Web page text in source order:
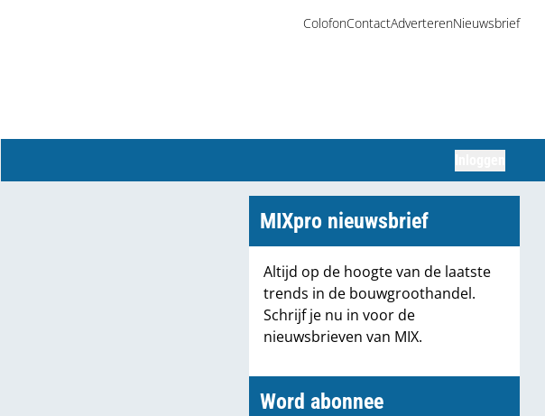
ColofonContactAdverterenNieuwsbrief
MIXpro nieuwsbrief
Altijd op de hoogte van de laatste
trends in de bouwgroothandel.
Schrijf je nu in voor de
nieuwsbrieven van MIX.
Word abonnee